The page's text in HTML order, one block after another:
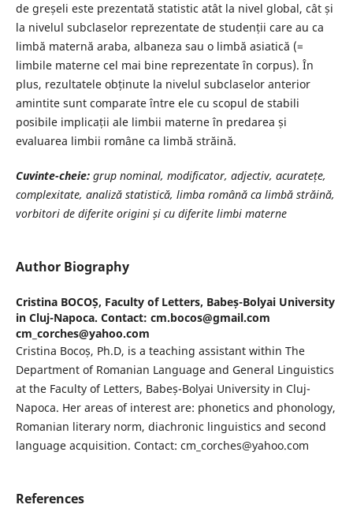
de greșeli este prezentată statistic atât la nivel global, cât și
la nivelul subclaselor reprezentate de studenții care au ca
limbă maternă araba, albaneza sau o limbă asiatică (=
limbile materne cel mai bine reprezentate în corpus). În
plus, rezultatele obținute la nivelul subclaselor anterior
amintite sunt comparate între ele cu scopul de stabili
posibile implicații ale limbii materne în predarea și
evaluarea limbii române ca limbă străină.
Cuvinte-cheie: grup nominal, modificator, adjectiv, acuratețe,
complexitate, analiză statistică, limba română ca limbă străină,
vorbitori de diferite origini și cu diferite limbi materne
Author Biography
Cristina BOCOȘ, Faculty of Letters, Babeș-Bolyai University
in Cluj-Napoca. Contact: cm.bocos@gmail.com
cm_corches@yahoo.com
Cristina Bocoș, Ph.D, is a teaching assistant within The
Department of Romanian Language and General Linguistics
at the Faculty of Letters, Babeș-Bolyai University in Cluj-
Napoca. Her areas of interest are: phonetics and phonology,
Romanian literary norm, diachronic linguistics and second
language acquisition. Contact: cm_corches@yahoo.com
References